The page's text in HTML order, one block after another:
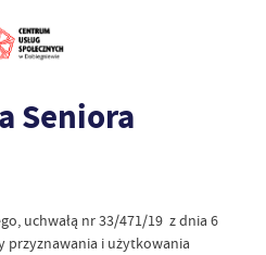
Seniora
uchwałą nr 33/471/19 z dnia 6
przyznawania i użytkowania